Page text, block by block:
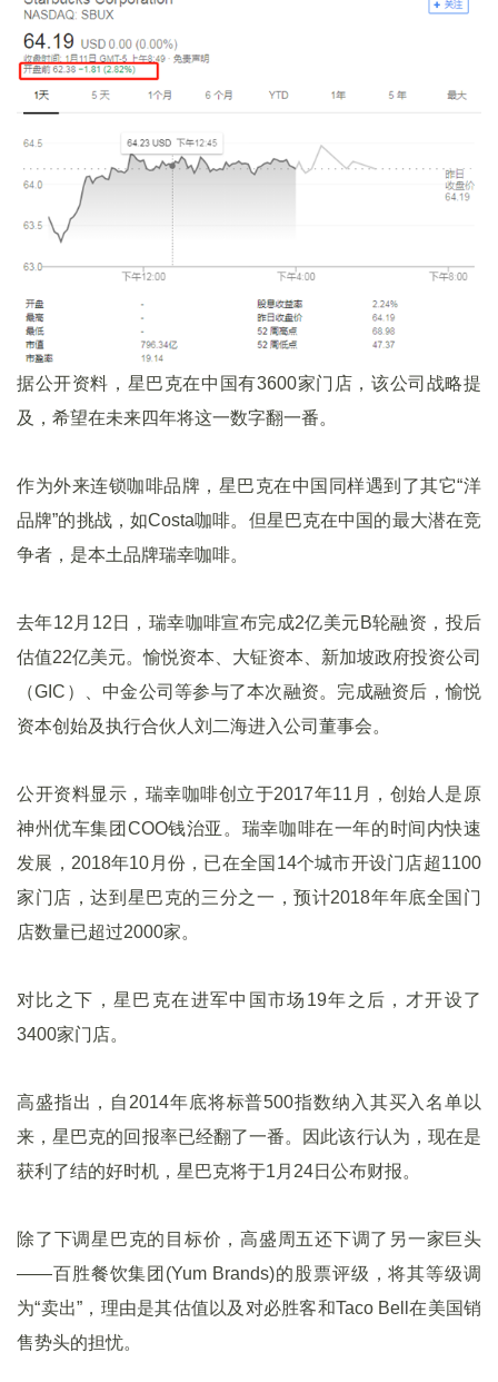
据公开资料，星巴克在中国有3600家门店，该公司战略提
及，希望在未来四年将这一数字翻一番。
作为外来连锁咖啡品牌，星巴克在中国同样遇到了其它“洋
品牌”的挑战，如Costa咖啡。但星巴克在中国的最大潜在竞
争者，是本土品牌瑞幸咖啡。
去年12月12日，瑞幸咖啡宣布完成2亿美元B轮融资，投后
估值22亿美元。愉悦资本、大钲资本、新加坡政府投资公司
（GIC）、中金公司等参与了本次融资。完成融资后，愉悦
资本创始及执行合伙人刘二海进入公司董事会。
公开资料显示，瑞幸咖啡创立于2017年11月，创始人是原
神州优车集团COO钱治亚。瑞幸咖啡在一年的时间内快速
发展，2018年10月份，已在全国14个城市开设门店超1100
家门店，达到星巴克的三分之一，预计2018年年底全国门
店数量已超过2000家。
对比之下，星巴克在进军中国市场19年之后，才开设了
3400家门店。
高盛指出，自2014年底将标普500指数纳入其买入名单以
来，星巴克的回报率已经翻了一番。因此该行认为，现在是
获利了结的好时机，星巴克将于1月24日公布财报。
除了下调星巴克的目标价，高盛周五还下调了另一家巨头
——百胜餐饮集团(Yum Brands)的股票评级，将其等级调
为“卖出”，理由是其估值以及对必胜客和Taco Bell在美国销
售势头的担忧。